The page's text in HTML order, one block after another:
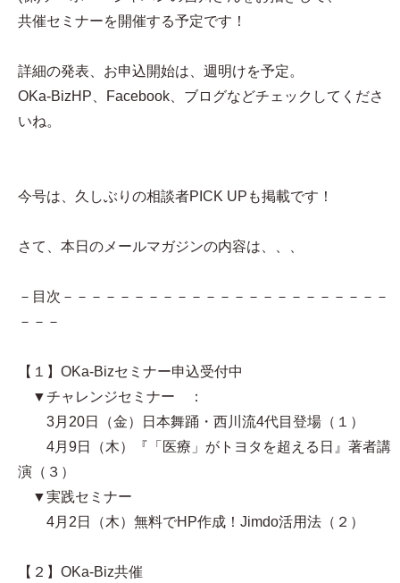
共催セミナーを開催する予定です！
詳細の発表、お申込開始は、週明けを予定。
OKa-BizHP、Facebook、ブログなどチェックしてくださ
いね。
今号は、久しぶりの相談者PICK UPも掲載です！
さて、本日のメールマガジンの内容は、、、
－目次－－－－－－－－－－－－－－－－－－－－－－－
－－－
【１】OKa-Bizセミナー申込受付中
▼チャレンジセミナー ：
3月20日（金）日本舞踊・西川流4代目登場（１）
4月9日（木）『「医療」がトヨタを超える日』著者講
演（３）
▼実践セミナー
4月2日（木）無料でHP作成！Jimdo活用法（２）
【２】OKa-Biz共催